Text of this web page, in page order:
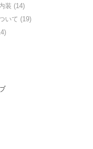
装 (14)
いて (19)